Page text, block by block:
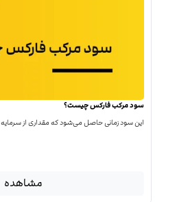
سود مرکب فارکس چیست؟
این سود زمانی حاصل می‌شود که مقداری از سرمایه
مشاهده